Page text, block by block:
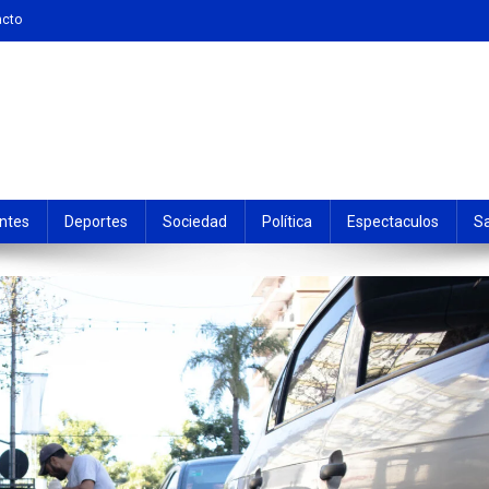
Deportes Sociedad Política Espectaculos